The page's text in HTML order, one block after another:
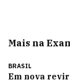
Mais na
BRASIL
Em nova